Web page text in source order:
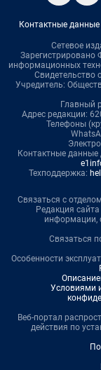
Контактные
Сетевое
Зарегистрировано
информационных
Свидетельство
Учредитель:
Главный
Адрес редакции:
Телефоны
Контактные данные
Техподдержка:
Связаться с
Редакция
информации,
Связаться
Особенности
Условиями
Веб-портал
действия по